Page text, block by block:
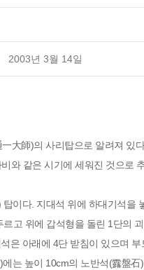
2003년 3월 14일
大師)의 사리탑으로 알려져
와 같은 시기에 세워진 것으로
이다. 지대석 위에 하대기석
고 위에 갑석형을 돌린 1단의
은 아래에 4단 받침이 있으며
는 높이 10cm의 노반석(露盤石